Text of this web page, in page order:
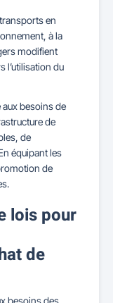
en
à la
modifient
l’utilisation du
besoins de
de
de
équipant les
de
lois pour
de
besoins des